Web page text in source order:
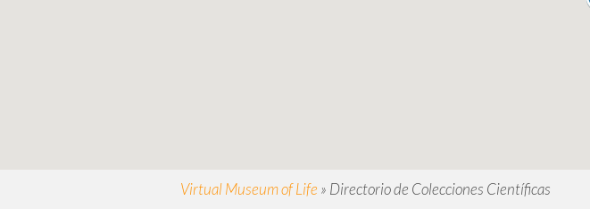
Virtual Museum of Life » Directorio de Colecciones Científicas